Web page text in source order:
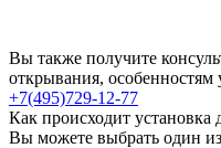
Вы также получите
открывания, особенностям
+7(495)729-12-77
Как происходит установка
Вы можете выбрать один